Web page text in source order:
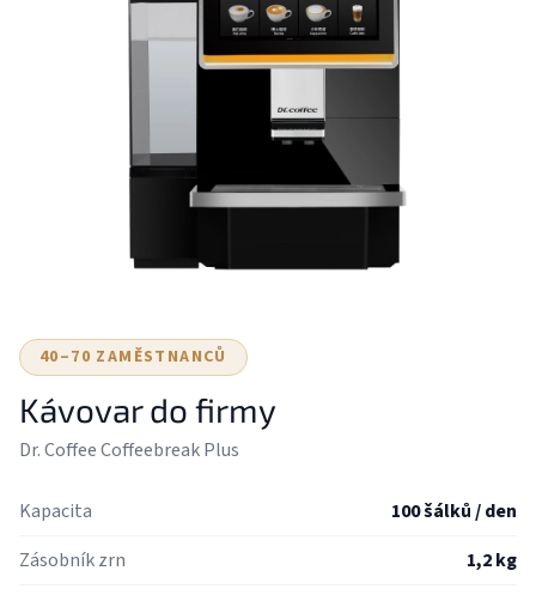
40–70 ZAMĚSTNANCŮ
Kávovar do firmy
Dr. Coffee Coffeebreak Plus
Kapacita
100 šálků / den
Zásobník zrn
1,2 kg